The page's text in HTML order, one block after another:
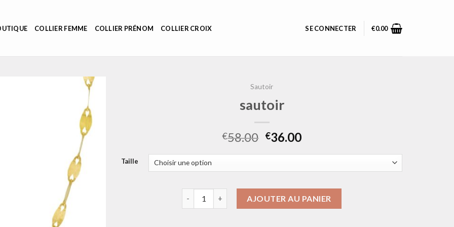
COLLIER FEMME COLLIER PRÉNOM COLLIER CROIX SE CONNECTER €0.00
Sautoir
sautoir
€58.00 €36.00
Taille
AJOUTER AU PANIER